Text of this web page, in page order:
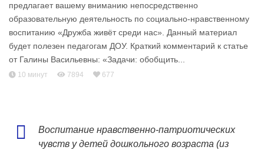
предлагает вашему вниманию непосредственно
образовательную деятельность по социально-нравственному
воспитанию «Дружба живёт среди нас». Данный материал
будет полезен педагогам ДОУ. Краткий комментарий к статье
от Галины Васильевны: «Задачи: обобщить...
10 минут 7894 677
Воспитание нравственно-патриотических
чувств у детей дошкольного возраста (из